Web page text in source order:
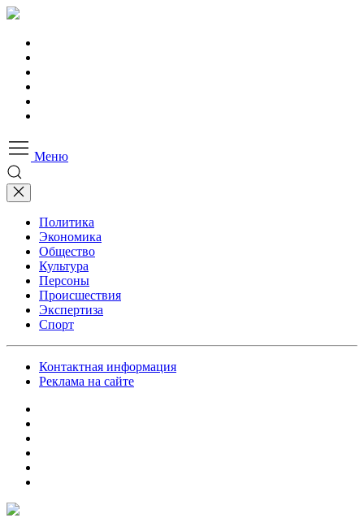
Меню
Политика
Экономика
Общество
Культура
Персоны
Происшествия
Экспертиза
Спорт
Контактная информация
Реклама на сайте